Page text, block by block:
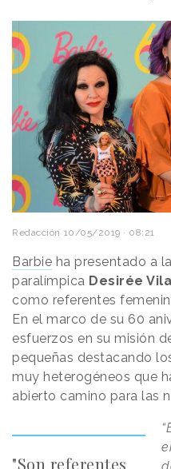
Redacción 10/05/2019 · 08:21
Barbie ha presentado a
paralímpica Desirée Vila
como referentes
En el marco de su 60
esfuerzos en su misión
pequeñas destacando
muy heterogéneos que
abierto camino para las
"Son referentes